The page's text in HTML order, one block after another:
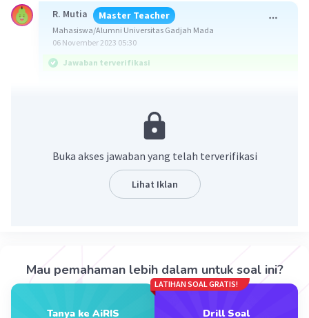
R. Mutia Master Teacher
Mahasiswa/Alumni Universitas Gadjah Mada
06 November 2023 05:30
Jawaban terverifikasi
V = 200 sin 1000 t
dimana beberapa persamaannya adalah:
XL = ωL
Buka akses jawaban yang telah terverifikasi
Lihat Iklan
Mau pemahaman lebih dalam untuk soal ini?
Tanya ke AiRIS
LATIHAN SOAL GRATIS!
Drill Soal